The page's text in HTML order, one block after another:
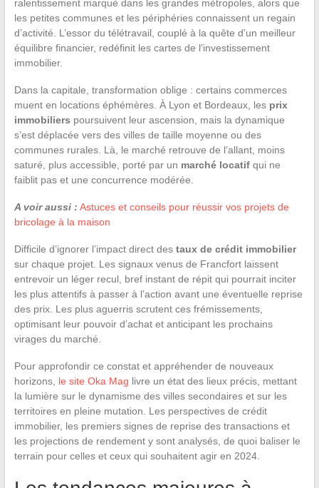
ralentissement marqué dans les grandes métropoles, alors que
les petites communes et les périphéries connaissent un regain
d’activité. L’essor du télétravail, couplé à la quête d’un meilleur
équilibre financier, redéfinit les cartes de l’investissement
immobilier.
Dans la capitale, transformation oblige : certains commerces
muent en locations éphémères. À Lyon et Bordeaux, les prix
immobiliers poursuivent leur ascension, mais la dynamique
s’est déplacée vers des villes de taille moyenne ou des
communes rurales. Là, le marché retrouve de l’allant, moins
saturé, plus accessible, porté par un marché locatifqui ne
faiblit pas et une concurrence modérée.
A voir aussi : Astuces et conseils pour réussir vos projets de
bricolage à la maison
Difficile d’ignorer l’impact direct des taux de crédit immobilier
sur chaque projet. Les signaux venus de Francfort laissent
entrevoir un léger recul, bref instant de répit qui pourrait inciter
les plus attentifs à passer à l’action avant une éventuelle reprise
des prix. Les plus aguerris scrutent ces frémissements,
optimisant leur pouvoir d’achat et anticipant les prochains
virages du marché.
Pour approfondir ce constat et appréhender de nouveaux
horizons, le site Oka Mag livre un état des lieux précis, mettant
la lumière sur le dynamisme des villes secondaires et sur les
territoires en pleine mutation. Les perspectives de crédit
immobilier, les premiers signes de reprise des transactions et
les projections de rendement y sont analysés, de quoi baliser le
terrain pour celles et ceux qui souhaitent agir en 2024.